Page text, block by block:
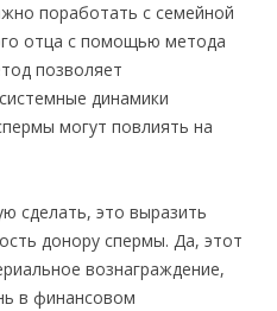
поработать с семейной
отца с помощью метода
позволяет
динамики
могут повлиять на
сделать, это выразить
донору спермы. Да, этот
вознаграждение,
в финансовом